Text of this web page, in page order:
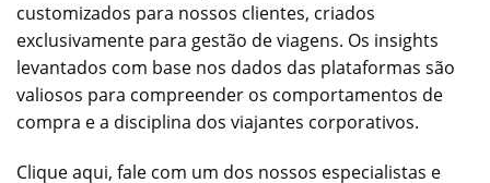
customizados para nossos clientes, criados
exclusivamente para gestão de viagens. Os insights
levantados com base nos dados das plataformas são
valiosos para compreender os comportamentos de
compra e a disciplina dos viajantes corporativos.
Clique aqui, fale com um dos nossos especialistas e